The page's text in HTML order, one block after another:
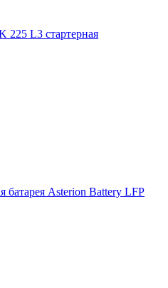
L3 стартерная
батарея Asterion Battery LFP